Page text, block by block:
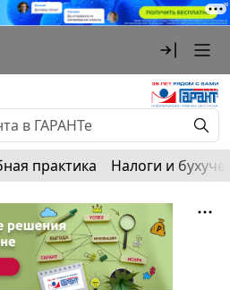
практика Налоги и